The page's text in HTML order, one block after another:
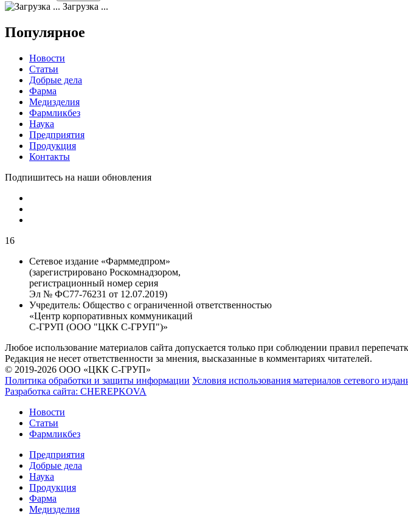
Загрузка ...
Популярное
Новости
Статьи
Добрые дела
Фарма
Медизделия
Фармликбез
Наука
Предприятия
Продукция
Контакты
Подпишитесь на наши обновления
16
Сетевое издание «Фарммедпром»
(зарегистрировано Роскомнадзором,
регистрационный номер серия
Эл № ФС77-76231 от 12.07.2019)
Учредитель: Общество с ограниченной ответственностью
«Центр корпоративных коммуникаций
С-ГРУП (ООО "ЦКК С-ГРУП")»
Любое использование материалов сайта допускается только при соблюдении правил
Редакция не несет ответственности за мнения, высказанные в комментариях читателей.
© 2019-2026 ООО «ЦКК С-ГРУП»
Политика обработки и защиты информации Условия использования материалов сетевого
Разработка сайта: CHEREPKOVA
Новости
Статьи
Фармликбез
Предприятия
Добрые дела
Наука
Продукция
Фарма
Медизделия